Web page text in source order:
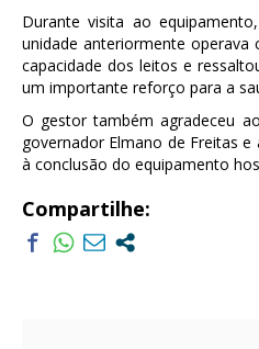
Durante visita ao
unidade anteriormente operava
capacidade dos leitos e
um importante reforço para a
O gestor também agradeceu
governador Elmano de Freitas
à conclusão do equipamento
Compartilhe: